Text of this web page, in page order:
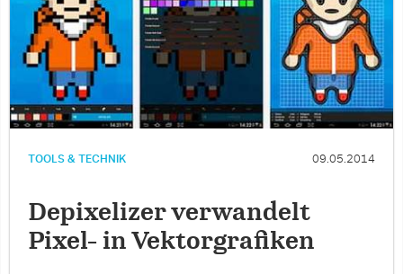
TOOLS & TECHNIK 09.05.2014
Depixelizer verwandelt
Pixel- in Vektorgrafiken